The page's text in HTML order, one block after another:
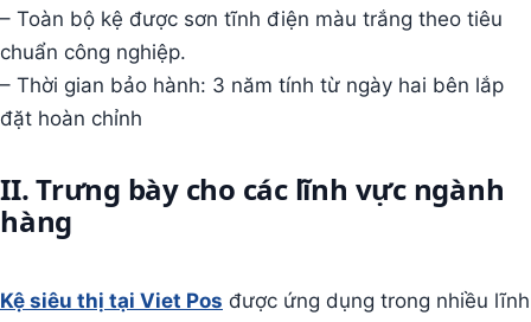
– Toàn bộ kệ được sơn tĩnh điện màu trắng theo tiêu
chuẩn công nghiệp.
– Thời gian bảo hành: 3 năm tính từ ngày hai bên lắp
đặt hoàn chỉnh
II. Trưng bày cho các lĩnh vực ngành
hàng
Kệ siêu thị tại Viet Pos được ứng dụng trong nhiều lĩnh